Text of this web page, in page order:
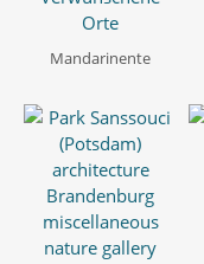
Mandarinente